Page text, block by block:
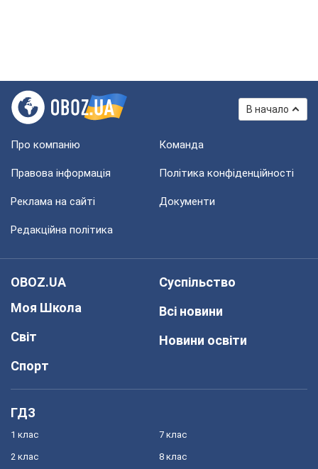
В начало
Про компанію Команда
Правова інформація Політика конфіденційності
Реклама на сайті Документи
Редакційна політика
OBOZ.UA
Моя Школа
Світ
Спорт
Суспільство
Всі новини
Новини освіти
ГДЗ
1 клас
2 клас
7 клас
8 клас